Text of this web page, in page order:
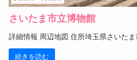
さいたま市立博物館
詳細情報 周辺地図 住所埼玉県さいた
続きを読む